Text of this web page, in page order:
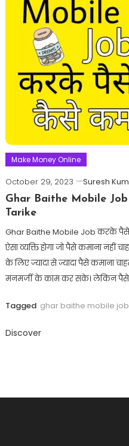
Make Money Online
October 29, 2023
Suresh
Ghar Baithe Mobile
Tarike
Ghar Baithe Mobile Job करके पैसे
ऐसा व्यक्ति होगा जो पैसे कमाना नहीं
के लिए ज्यादा से ज्यादा पैसे कमाना
मनमर्जी के काम कर सके। लेकिन पैसे
Tagged ghar baithe mobile job
Discover